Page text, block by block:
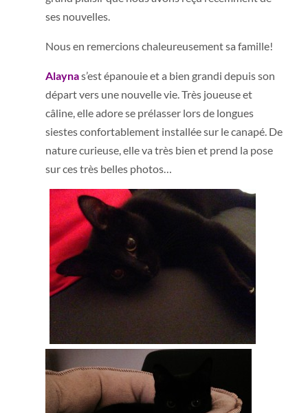
ses nouvelles.
Nous en remercions chaleureusement sa famille!
Alaynas’est épanouie et a bien grandi depuis son
départ vers une nouvelle vie. Très joueuse et
câline, elle adore se prélasser lors de longues
siestes confortablement installée sur le canapé. De
nature curieuse, elle va très bien et prend la pose
sur ces très belles photos…